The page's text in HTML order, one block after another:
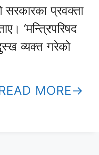
सरकारका प्रवक्ता
‘मन्त्रिपरिषद
व्यक्त गरेको
MORE